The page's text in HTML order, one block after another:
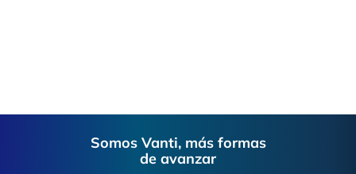
Somos Vanti, más formas
de avanzar